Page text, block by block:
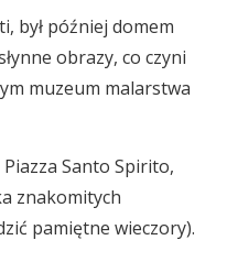
był później domem
obrazy, co czyni
muzeum malarstwa
Santo Spirito,
znakomitych
pamiętne wieczory).